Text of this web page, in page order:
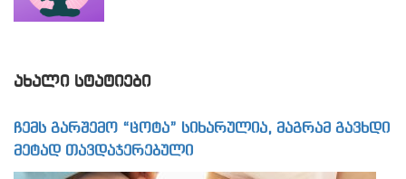
ᲐᲮᲐᲚᲘ ᲡᲢᲐᲢᲘᲔᲑᲘ
ჩემს გარშემო “ცოტა” სიხარულია, მაგრამ გავხდი
მეტად თავდაჯერებული